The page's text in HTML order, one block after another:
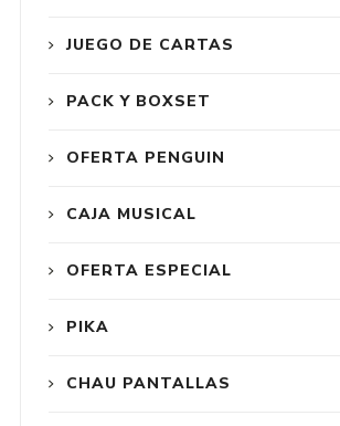
JUEGO DE CARTAS
PACK Y BOXSET
OFERTA PENGUIN
CAJA MUSICAL
OFERTA ESPECIAL
PIKA
CHAU PANTALLAS